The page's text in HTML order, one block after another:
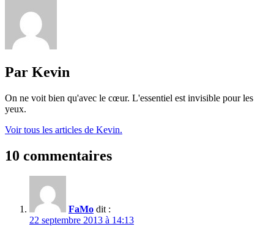
Par Kevin
On ne voit bien qu'avec le cœur. L'essentiel est invisible pour les
yeux.
Voir tous les articles de Kevin.
10 commentaires
FaMo dit :
22 septembre 2013 à 14:13